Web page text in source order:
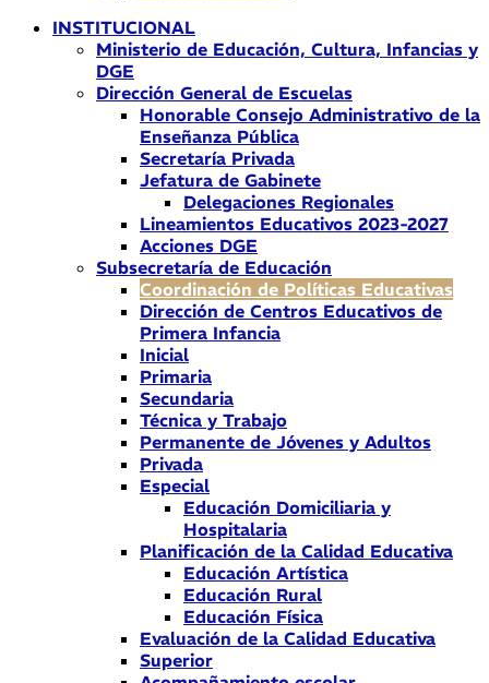
INSTITUCIONAL
Ministerio de Educación, Cultura, Infancias y
DGE
Dirección General de Escuelas
Honorable Consejo Administrativo de la
Enseñanza Pública
Secretaría Privada
Jefatura de Gabinete
Delegaciones Regionales
Lineamientos Educativos 2023-2027
Acciones DGE
Subsecretaría de Educación
Coordinación de Políticas Educativas
Dirección de Centros Educativos de
Primera Infancia
Inicial
Primaria
Secundaria
Técnica y Trabajo
Permanente de Jóvenes y Adultos
Privada
Especial
Educación Domiciliaria y
Hospitalaria
Planificación de la Calidad Educativa
Educación Artística
Educación Rural
Educación Física
Evaluación de la Calidad Educativa
Superior